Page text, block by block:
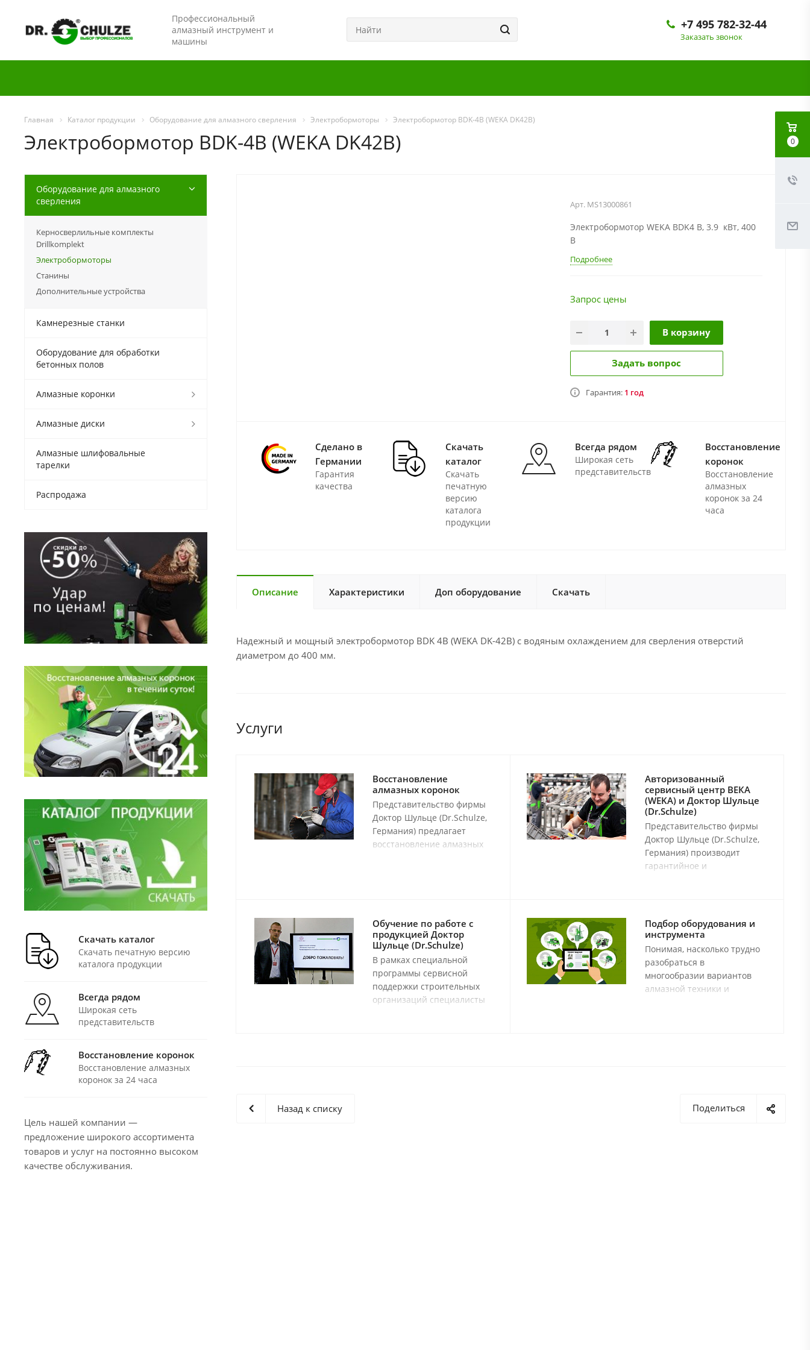
Профессиональный
алмазный инструмент и
машины
+7 495 782-32-44
Заказать звонок
Главная Каталог продукции Оборудование для алмазного сверления Электробормоторы Электробормотор BDK-4B (WEKA DK42B)
Электробормотор BDK-4B (WEKA DK42B)
Арт. MS13000861
Электробормотор WEKA BDK4 В, 3.9 кВт, 400
В
Подробнее
Запрос цены
В корзину
Задать вопрос
Гарантия: 1 год
Сделано в
Германии
Гарантия
качества
Скачать
каталог
Скачать
печатную
версию
каталога
продукции
Всегда рядом
Широкая сеть
представительств
Восстановление
коронок
Восстановление
алмазных
коронок за 24
часа
Описание Характеристики Доп оборудование Скачать
Надежный и мощный электробормотор BDK 4B (WEKA DK-42B) с водяным охлаждением для сверления отверстий
диаметром до 400 мм.
Услуги
Восстановление
алмазных коронок
Представительство фирмы
Доктор Шульце (Dr.Schulze,
Германия) предлагает
восстановление алмазных
Авторизованный
сервисный центр ВЕКА
(WEKA) и Доктор Шульце
(Dr.Schulze)
Представительство фирмы
Доктор Шульце (Dr.Schulze,
Германия) производит
гарантийное и
фирмы ВЕКА (WEKA) всех
типов а также любого
оборудования производства
фирмы Доктор Шульце
(Dr.Schulze).
Обучение по работе с
продукцией Доктор
Шульце (Dr.Schulze)
В рамках специальной
программы сервисной
поддержки строительных
организаций специалисты
Подбор оборудования и
инструмента
Понимая, насколько трудно
разобраться в
многообразии вариантов
алмазной техники и
материалами, которые
Поделиться
Назад к списку
Оборудование для алмазного
сверления
Керносверлильные комплекты
Drillkomplekt
Электробормоторы
Станины
Дополнительные устройства
Камнерезные станки
Оборудование для обработки
бетонных полов
Алмазные коронки
Алмазные диски
Алмазные шлифовальные
тарелки
Распродажа
Скачать каталог
Скачать печатную версию
каталога продукции
Всегда рядом
Широкая сеть
представительств
Восстановление коронок
Восстановление алмазных
коронок за 24 часа
Цель нашей компании —
предложение широкого ассортимента
товаров и услуг на постоянно высоком
качестве обслуживания.
0